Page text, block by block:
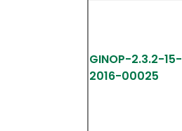
GINOP-2.3.2-15-
2016-00025